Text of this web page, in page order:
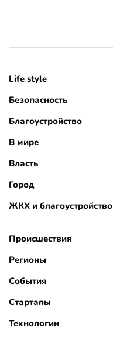
Life style
Безопасность
Благоустройство
В мире
Власть
Город
ЖКХ и благоустройство
Происшествия
Регионы
События
Стартапы
Технологии